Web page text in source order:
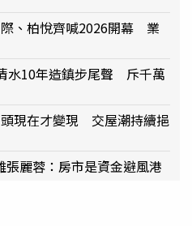
、柏悅齊喊2026開幕 業
水10年造鎮步尾聲 斥千萬
現在才變現 交屋潮持續挹
麗蓉：房市是資金避風港